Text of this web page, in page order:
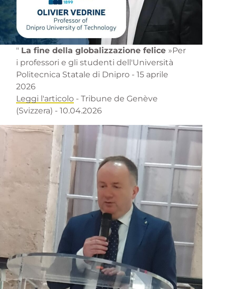
" La fine della globalizzazione felice »Per
i professori e gli studenti dell'Università
Politecnica Statale di Dnipro - 15 aprile
2026
Leggi l'articolo - Tribune de Genève
(Svizzera) - 10.04.2026